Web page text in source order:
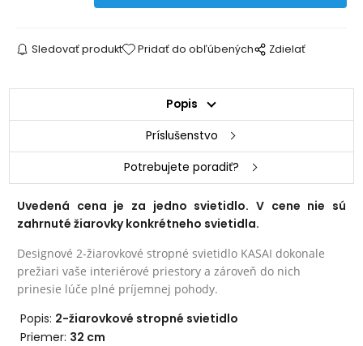
Sledovať produkt Pridať do obľúbených Zdielať
Popis
Príslušenstvo
Potrebujete poradiť?
Uvedená cena je za jedno svietidlo. V cene nie sú
zahrnuté žiarovky konkrétneho svietidla.
Designové 2-žiarovkové stropné svietidlo KASAI dokonale
prežiari vaše interiérové priestory a zároveň do nich
prinesie lúče plné príjemnej pohody.
Popis: 2-žiarovkové stropné svietidlo
Priemer: 32 cm